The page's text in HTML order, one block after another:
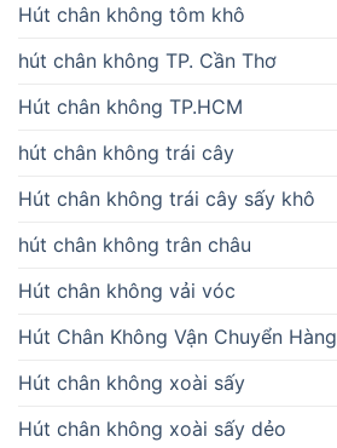
Hút chân không tôm khô
hút chân không TP. Cần Thơ
Hút chân không TP.HCM
hút chân không trái cây
Hút chân không trái cây sấy khô
hút chân không trân châu
Hút chân không vải vóc
Hút Chân Không Vận Chuyển Hàng
Hút chân không xoài sấy
Hút chân không xoài sấy dẻo